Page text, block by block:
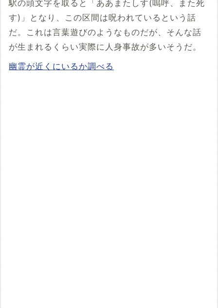
駅の頭文字を取ると「ああまたしす(嗚呼、また死
す)」となり、この区間は呪われているという話
だ。これは言葉遊びのようなものだが、そんな話
が生まれるくらい実際に人身事故が多いそうだ。
幽霊が近くにいるか調べる